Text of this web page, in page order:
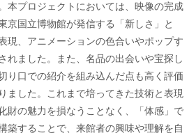
本プロジェクトにおいては、映像の完成
京国立博物館が発信する「新しさ」と
現、アニメーションの色合いやポップす
れました。また、名品の出会いや宝探し
り口での紹介を組み込んだ点も高く評価
ました。これまで培ってきた技術と表現
財の魅力を損なうことなく、「体感」で
築することで、来館者の興味や理解を自